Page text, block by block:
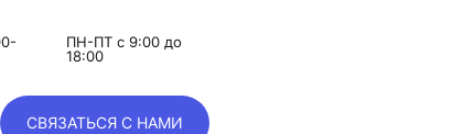
ПН-ПТ с 9:00 до
18:00
СВЯЗАТЬСЯ С НАМИ